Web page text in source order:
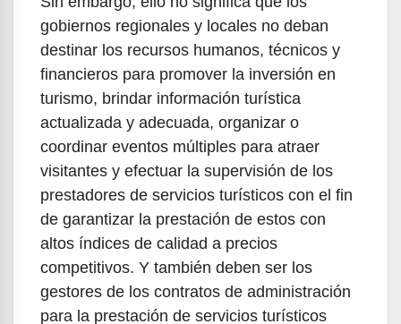
gobiernos regionales y locales no deban
destinar los recursos humanos, técnicos y
financieros para promover la inversión en
turismo, brindar información turística
actualizada y adecuada, organizar o
coordinar eventos múltiples para atraer
visitantes y efectuar la supervisión de los
prestadores de servicios turísticos con el fin
de garantizar la prestación de estos con
altos índices de calidad a precios
competitivos. Y también deben ser los
gestores de los contratos de administración
para la prestación de servicios turísticos